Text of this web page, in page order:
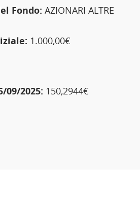
Fondo: AZIONARI ALTRE
1.000,00€
09/2025: 150,2944€